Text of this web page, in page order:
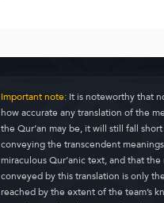
Important note:It is noteworthy that
how accurate any translation of the
the Qur’an may be, it will still fall
conveying the transcendent
miraculous Qur’anic text, and that
conveyed by this translation is only
reached by the extent of the team’s